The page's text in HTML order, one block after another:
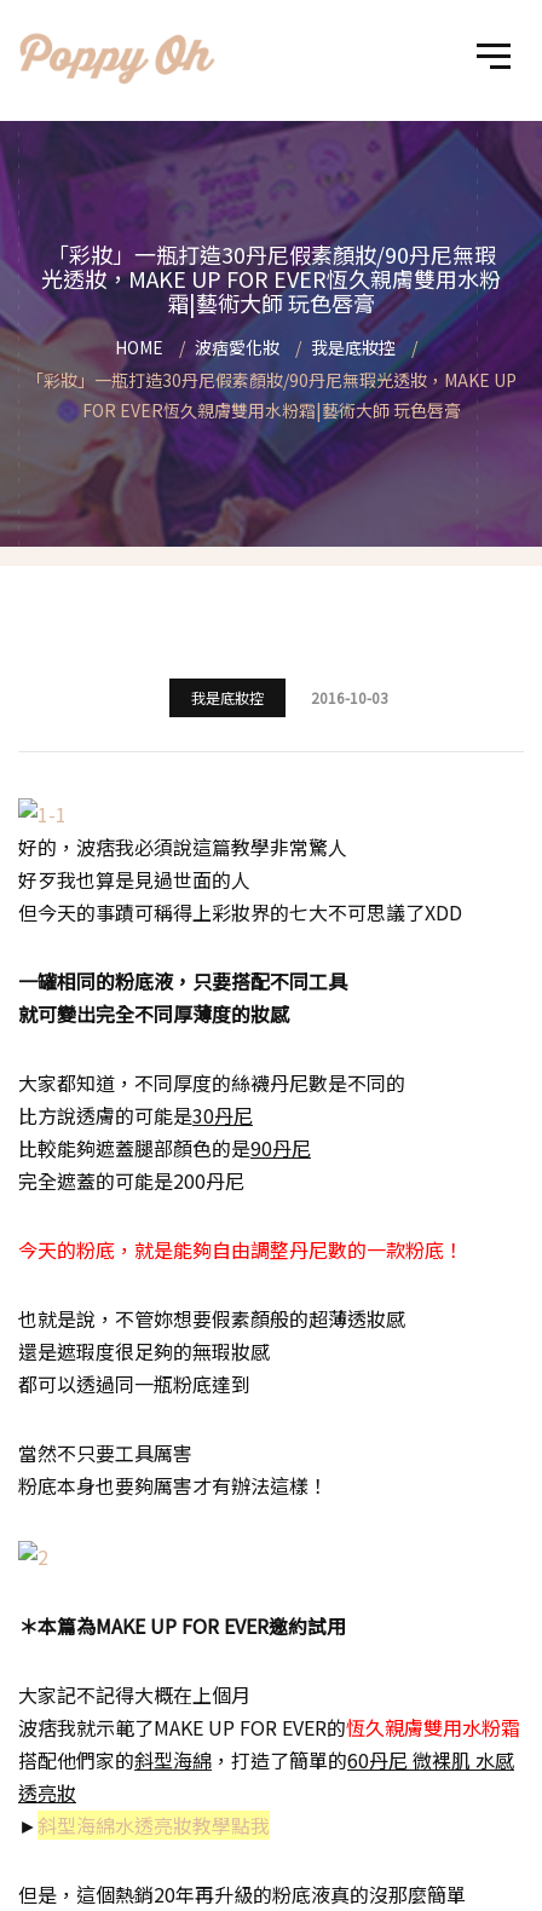
「彩妝」一瓶打造30丹尼假素顏妝/90丹尼無瑕
光透妝，MAKE UP FOR EVER恆久親膚雙用水粉
霜|藝術大師 玩色唇膏
HOME 波痞愛化妝
我是底妝控
「彩妝」一瓶打造30丹尼假素顏妝/90丹尼無瑕光透妝，MAKE UP
FOR EVER恆久親膚雙用水粉霜|藝術大師 玩色唇膏
我是底妝控 2016-10-03
好的，波痞我必須說這篇教學非常驚人
好歹我也算是見過世面的人
但今天的事蹟可稱得上彩妝界的七大不可思議了XDD
一罐相同的粉底液，只要搭配不同工具
就可變出完全不同厚薄度的妝感
大家都知道，不同厚度的絲襪丹尼數是不同的
比方說透膚的可能是30丹尼
比較能夠遮蓋腿部顏色的是90丹尼
完全遮蓋的可能是200丹尼
今天的粉底，就是能夠自由調整丹尼數的一款粉底！
也就是說，不管妳想要假素顏般的超薄透妝感
還是遮瑕度很足夠的無瑕妝感
都可以透過同一瓶粉底達到
當然不只要工具厲害
粉底本身也要夠厲害才有辦法這樣！
＊本篇為MAKE UP FOR EVER邀約試用
大家記不記得大概在上個月
波痞我就示範了MAKE UP FOR EVER的恆久親膚雙用水粉霜
搭配他們家的斜型海綿 ，打造了簡單的60丹尼 微裸肌 水感
透亮妝
►斜型海綿水透亮妝教學點我
但是，這個熱銷20年再升級的粉底液真的沒那麼簡單